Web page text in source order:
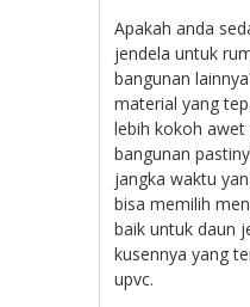
Apakah anda
jendela untuk
bangunan
material yang
lebih kokoh
bangunan
jangka waktu
bisa memilih
baik untuk daun
kusennya yang
upvc.